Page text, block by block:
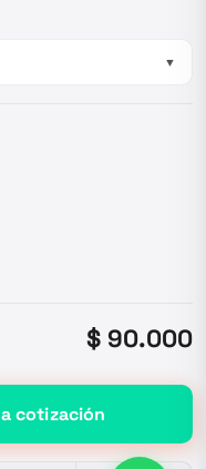
▼
$ 90.000
a cotización